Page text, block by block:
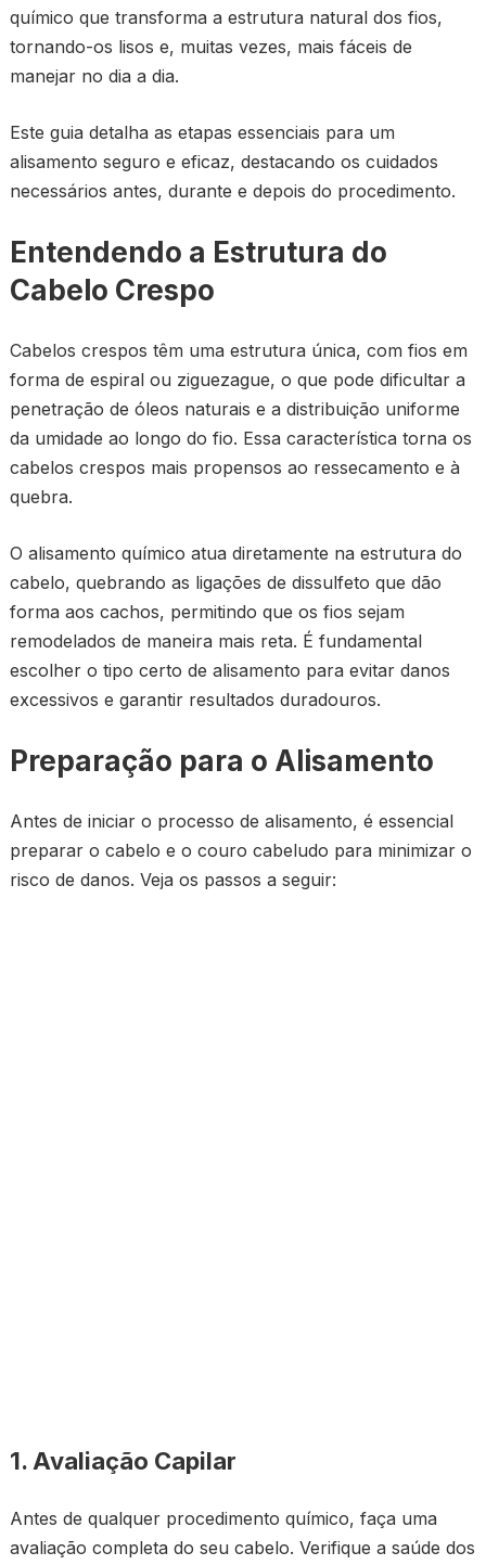
químico que transforma a estrutura natural dos fios,
tornando-os lisos e, muitas vezes, mais fáceis de
manejar no dia a dia.
Este guia detalha as etapas essenciais para um
alisamento seguro e eficaz, destacando os cuidados
necessários antes, durante e depois do procedimento.
Entendendo a Estrutura do
Cabelo Crespo
Cabelos crespos têm uma estrutura única, com fios em
forma de espiral ou ziguezague, o que pode dificultar a
penetração de óleos naturais e a distribuição uniforme
da umidade ao longo do fio. Essa característica torna os
cabelos crespos mais propensos ao ressecamento e à
quebra.
O alisamento químico atua diretamente na estrutura do
cabelo, quebrando as ligações de dissulfeto que dão
forma aos cachos, permitindo que os fios sejam
remodelados de maneira mais reta. É fundamental
escolher o tipo certo de alisamento para evitar danos
excessivos e garantir resultados duradouros.
Preparação para o Alisamento
Antes de iniciar o processo de alisamento, é essencial
preparar o cabelo e o couro cabeludo para minimizar o
risco de danos. Veja os passos a seguir:
1. Avaliação Capilar
Antes de qualquer procedimento químico, faça uma
avaliação completa do seu cabelo. Verifique a saúde dos